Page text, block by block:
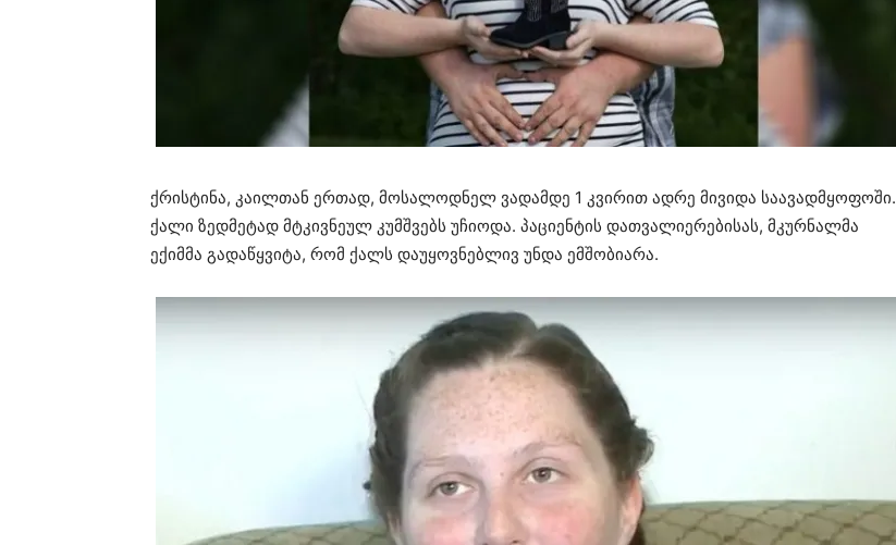
ქრისტინა, კაილთან ერთად, მოსალოდნელ ვადამდე 1 კვირით ადრე მივიდა საავადმყოფოში.
ქალი ზედმეტად მტკივნეულ კუმშვებს უჩიოდა. პაციენტის დათვალიერებისას, მკურნალმა
ექიმმა გადაწყვიტა, რომ ქალს დაუყოვნებლივ უნდა ემშობიარა.